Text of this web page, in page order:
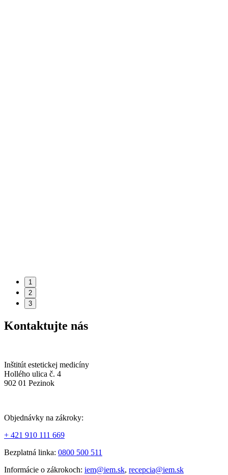
1
2
3
Kontaktujte nás
Inštitút estetickej medicíny
Hollého ulica č. 4
902 01 Pezinok
Objednávky na zákroky:
+ 421 910 111 669
Bezplatná linka: 0800 500 511
Informácie o zákrokoch: iem@iem.sk, recepcia@iem.sk